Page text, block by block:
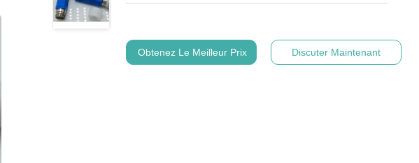
Obtenez Le Meilleur Prix Discuter Maintenant